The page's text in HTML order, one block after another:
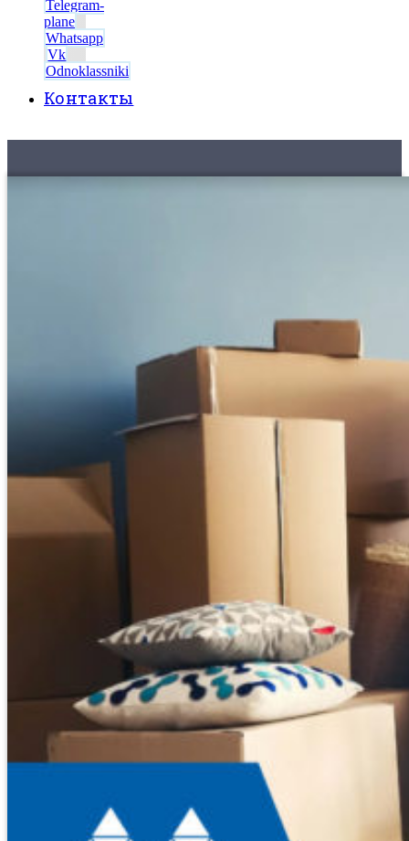
Telegram-
plane
Whatsapp
Vk
Odnoklassniki
Контакты